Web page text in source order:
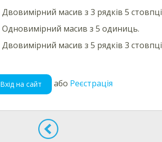
Двовимірний масив з 3 рядків 5
Одновимірний масив з 5 одиниць.
Двовимірний масив з 5 рядків 3
Вхід на сайт або Реєстрація